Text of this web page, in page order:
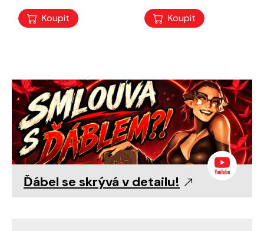
Koupit Koupit
Ďábel se skrývá v detailu!